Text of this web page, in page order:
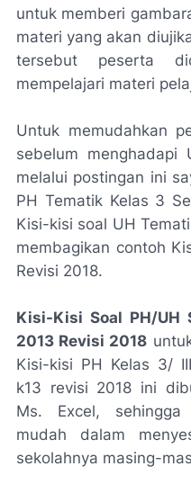
untuk memberi
materi yang akan
tersebut peserta
mempelajari materi
Untuk memudahkan
sebelum menghadapi
melalui postingan ini
PH Tematik Kelas 3
Kisi-kisi soal UH
membagikan contoh
Revisi 2018.
Kisi-Kisi Soal PH/UH
2013 Revisi 2018
Kisi-kisi PH Kelas 3/
k13 revisi 2018 ini
Ms. Excel,
mudah dalam
sekolahnya masing-